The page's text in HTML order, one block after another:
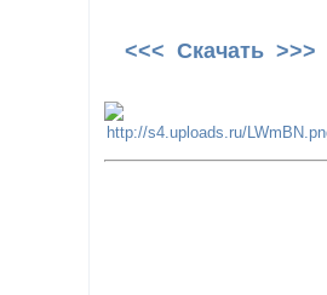
<<< Скачать >>>